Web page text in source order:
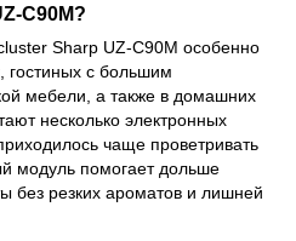
C90M?
Sharp UZ-C90M особенно
гостиных с большим
мебели, а также в домашних
несколько электронных
чаще проветривать
модуль помогает дольше
без резких ароматов и лишней